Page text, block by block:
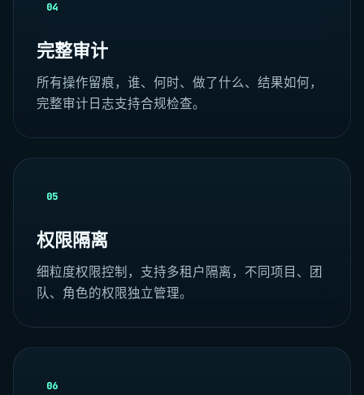
04
完整审计
所有操作留痕，谁、何时、做了什么、结果如何，
完整审计日志支持合规检查。
05
权限隔离
细粒度权限控制，支持多租户隔离，不同项目、团
队、角色的权限独立管理。
06